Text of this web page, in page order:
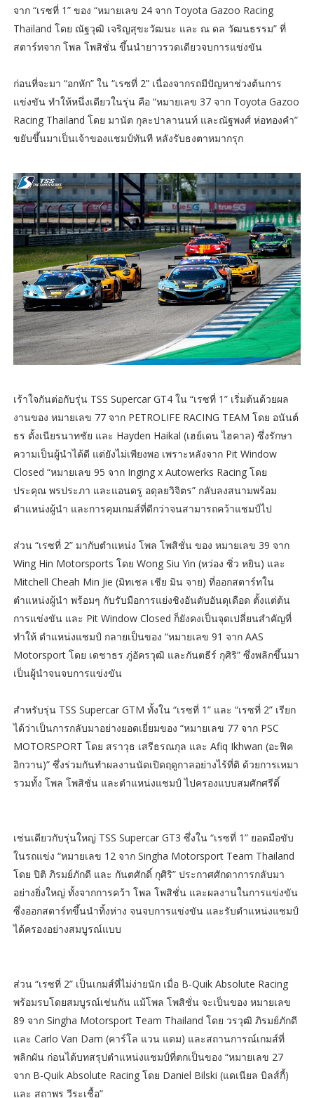
จาก “เรซที่ 1” ของ “หมายเลข 24 จาก Toyota Gazoo Racing
Thailand โดย ณัฐวุฒิ เจริญสุขะวัฒนะ และ ณ ดล วัฒนธรรม” ที่
สตาร์ทจาก โพล โพสิชั่น ขึ้นนำยาวรวดเดียวจบการแข่งขัน
ก่อนที่จะมา “อกหัก” ใน “เรซที่ 2” เนื่องจากรถมีปัญหาช่วงต้นการ
แข่งขัน ทำให้หนึ่งเดียวในรุ่น คือ “หมายเลข 37 จาก Toyota Gazoo
Racing Thailand โดย มานัต กุละปาลานนท์ และณัฐพงศ์ ห่อทองคำ”
ขยับขึ้นมาเป็นเจ้าของแชมป์ทันที หลังรับธงตาหมากรุก
เร้าใจกันต่อกับรุ่น TSS Supercar GT4 ใน “เรซที่ 1” เริ่มต้นด้วยผล
งานของ หมายเลข 77 จาก PETROLIFE RACING TEAM โดย อนันต์
ธร ตั้งเนียรนาทชัย และ Hayden Haikal (เฮย์เดน ไฮคาล) ซึ่งรักษา
ความเป็นผู้นำได้ดี แต่ยังไม่เพียงพอ เพราะหลังจาก Pit Window
Closed “หมายเลข 95 จาก Inging x Autowerks Racing โดย
ประคุณ พรประภา และแอนดรู อดุลยวิจิตร” กลับลงสนามพร้อม
ตำแหน่งผู้นำ และการคุมเกมส์ที่ดีกว่าจนสามารถคว้าแชมป์ไป
ส่วน “เรซที่ 2” มากับตำแหน่ง โพล โพสิชั่น ของ หมายเลข 39 จาก
Wing Hin Motorsports โดย Wong Siu Yin (หว่อง ซิ่ว หยิน) และ
Mitchell Cheah Min Jie (มิทเชล เชีย มิน จาย) ที่ออกสตาร์ทใน
ตำแหน่งผู้นำ พร้อมๆ กับรับมือการแย่งชิงอันดับอันดุเดือด ตั้งแต่ต้น
การแข่งขัน และ Pit Window Closed ก็ยังคงเป็นจุดเปลี่ยนสำคัญที่
ทำให้ ตำแหน่งแชมป์ กลายเป็นของ “หมายเลข 91 จาก AAS
Motorsport โดย เดชาธร ภู่อัครวุฒิ และกันตธีร์ กุศิริ” ซึ่งพลิกขึ้นมา
เป็นผู้นำจนจบการแข่งขัน
สำหรับรุ่น TSS Supercar GTM ทั้งใน “เรซที่ 1” และ “เรซที่ 2” เรียก
ได้ว่าเป็นการกลับมาอย่างยอดเยี่ยมของ “หมายเลข 77 จาก PSC
MOTORSPORT โดย สราวุธ เสรีธรณกุล และ Afiq Ikhwan (อะฟิค
อิกวาน)” ซึ่งร่วมกันทำผลงานนัดเปิดฤดูกาลอย่างไร้ที่ติ ด้วยการเหมา
รวมทั้ง โพล โพสิชั่น และตำแหน่งแชมป์ ไปครองแบบสมศักศรีดิ์
เช่นเดียวกับรุ่นใหญ่ TSS Supercar GT3 ซึ่งใน “เรซที่ 1” ยอดมือขับ
ในรถแข่ง “หมายเลข 12 จาก Singha Motorsport Team Thailand
โดย ปิติ ภิรมย์ภักดี และ กันตศักดิ์ กุศิริ” ประกาศศักดาการกลับมา
อย่างยิ่งใหญ่ ทั้งจากการคว้า โพล โพสิชั่น และผลงานในการแข่งขัน
ซึ่งออกสตาร์ทขึ้นนำทิ้งห่าง จนจบการแข่งขัน และรับตำแหน่งแชมป์
ได้ครองอย่างสมบูรณ์แบบ
ส่วน “เรซที่ 2” เป็นเกมส์ที่ไม่ง่ายนัก เมื่อ B-Quik Absolute Racing
พร้อมรบโดยสมบูรณ์เช่นกัน แม้โพล โพสิชั่น จะเป็นของ หมายเลข
89 จาก Singha Motorsport Team Thailand โดย วรวุฒิ ภิรมย์ภักดี
และ Carlo Van Dam (คาร์โล แวน แดม) และสถานการณ์เกมส์ที่
พลิกผัน ก่อนได้บทสรุปตำแหน่งแชมป์ที่ตกเป็นของ “หมายเลข 27
จาก B-Quik Absolute Racing โดย Daniel Bilski (แดเนียล บิลส์กี้)
และ สถาพร วีระเชื้อ”